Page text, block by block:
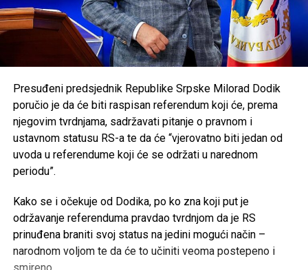
Presuđeni predsjednik Republike Srpske Milorad Dodik
poručio je da će biti raspisan referendum koji će, prema
njegovim tvrdnjama, sadržavati pitanje o pravnom i
ustavnom statusu RS-a te da će “vjerovatno biti jedan od
uvoda u referendume koji će se održati u narednom
periodu”.
Kako se i očekuje od Dodika, po ko zna koji put je
održavanje referenduma pravdao tvrdnjom da je RS
prinuđena braniti svoj status na jedini mogući način –
narodnom voljom te da će to učiniti veoma postepeno i
smireno.